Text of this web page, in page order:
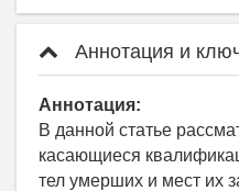
Аннотация и
Аннотация:
В данной статье
касающиеся
тел умерших и мест их